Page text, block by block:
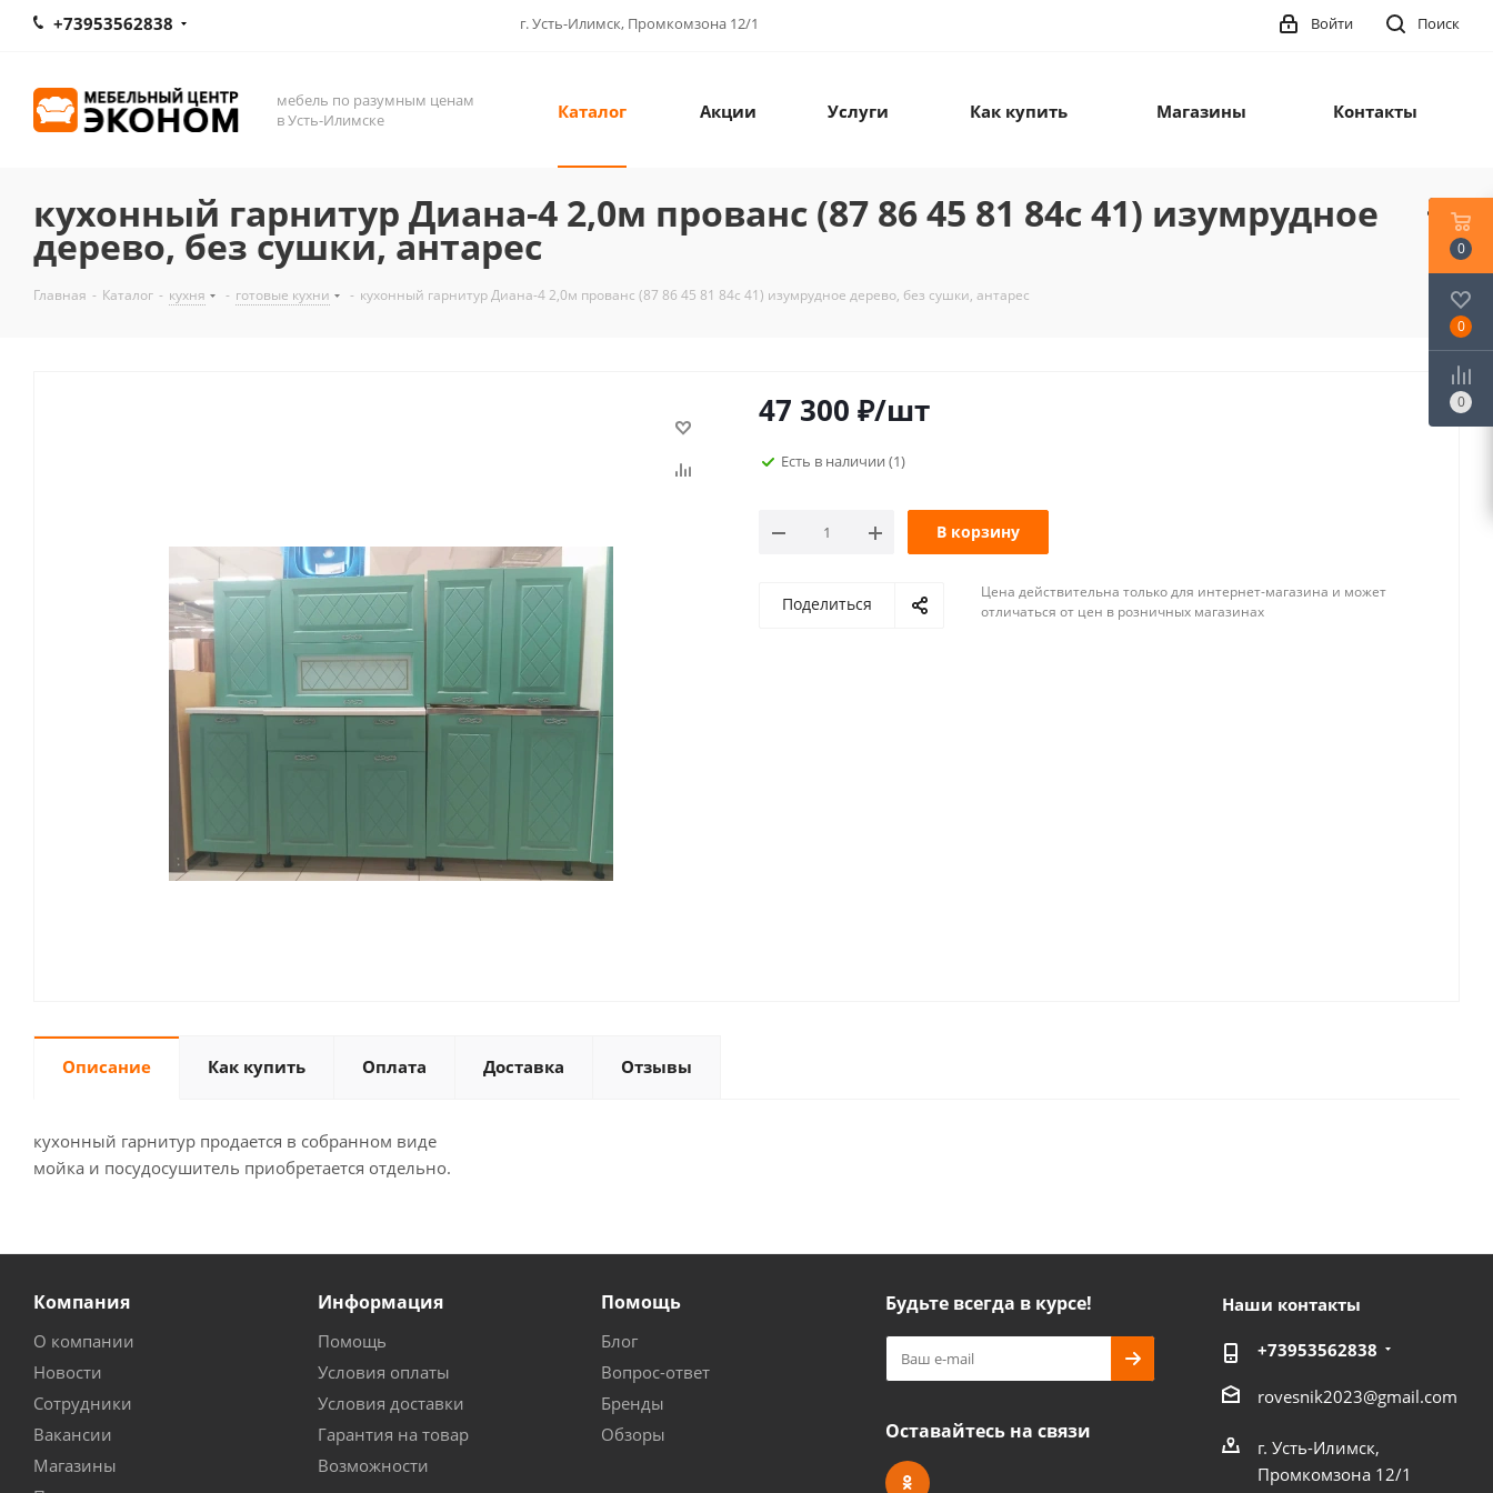
+73953562838 г. Усть-Илимск, Промкомзона 12/1 Поиск
Войти
мебель по разумным ценам
в Усть-Илимске
Каталог Акции Услуги Как купить Магазины Контакты
кухонный гарнитур Диана-4 2,0м прованс (87 86 45 81 84с 41) изумрудное
дерево, без сушки, антарес
Главная - Каталог - кухня - готовые кухни - кухонный гарнитур Диана-4 2,0м прованс (87 86 45 81 84с 41) изумрудное дерево, без сушки, антарес
47 300 ₽/шт
Есть в наличии (1)
В корзину
Поделиться
Цена действительна только для интернет-магазина и может
отличаться от цен в розничных магазинах
Описание Как купить Оплата Доставка Отзывы
кухонный гарнитур продается в собранном виде
мойка и посудосушитель приобретается отдельно.
Компания
О компании
Новости
Сотрудники
Вакансии
Магазины
Информация
Помощь
Условия оплаты
Условия доставки
Гарантия на товар
Возможности
Помощь
Блог
Вопрос-ответ
Бренды
Обзоры
Будьте всегда в курсе!
Оставайтесь на связи
Наши контакты
+73953562838
rovesnik2023@gmail.com
г. Усть-Илимск,
Промкомзона 12/1
0
0
0